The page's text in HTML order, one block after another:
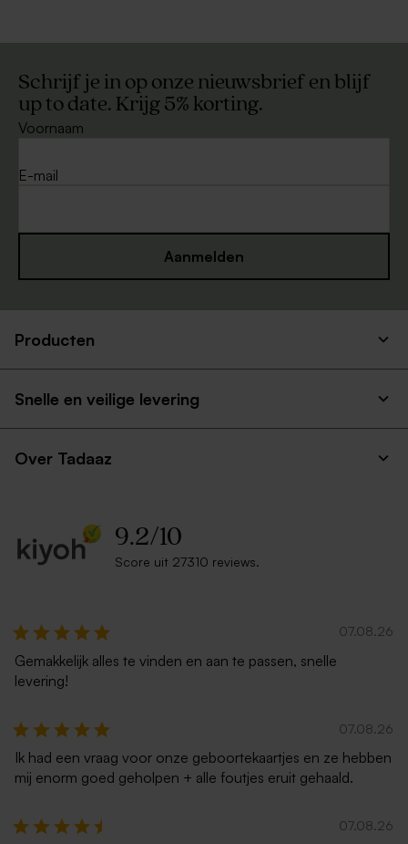
Schrijf je in op onze nieuwsbrief en blijf
up to date. Krijg 5% korting.
Voornaam
E-mail
Aanmelden
Producten
Snelle en veilige levering
Over Tadaaz
9.2/10
Score uit 27310 reviews.
07.08.26
Gemakkelijk alles te vinden en aan te passen, snelle
levering!
07.08.26
Ik had een vraag voor onze geboortekaartjes en ze hebben
mij enorm goed geholpen + alle foutjes eruit gehaald.
07.08.26